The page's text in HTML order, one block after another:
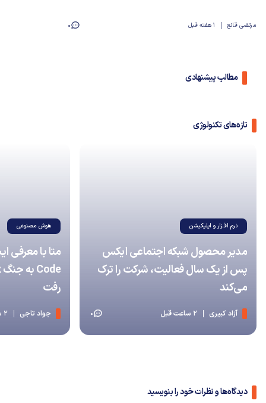
مرتضی قانع 1 هفته قبل 0
مطالب پیشنهادی
تازه‌های تکنولوژی
نرم افزار و اپلیکیشن
مدیر محصول شبکه اجتماعی ایکس
پس از یک سال فعالیت، شرکت را ترک
می‌کند
آزاد کبیری 2 ساعت قبل 0
هوش مصنوعی
رفت
جواد تاجی 2 ساعت قبل
دیدگاه‌ها و نظرات خود را بنویسید